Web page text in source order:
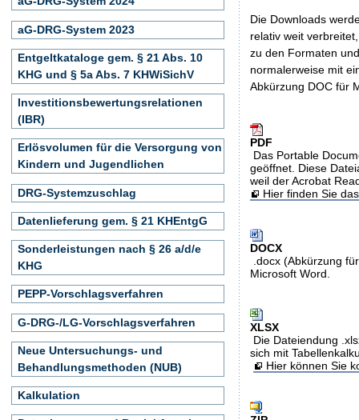
Die Downloads
relativ weit
zu den Formaten
normalerweise mit
Abkürzung DOC für
PDF
Das Portable
geöffnet. Diese
weil der Acrobat
Hier finden Sie
DOCX
.docx (Abkürzung
Microsoft Word.
XLSX
Die Dateiendung
sich mit
Hier können Sie
aG-DRG-System 2023
Entgeltkataloge gem. § 21 Abs. 10
KHG und § 5a Abs. 7 KHWiSichV
Investitionsbewertungsrelationen
(IBR)
Erlösvolumen für die Versorgung von
Kindern und Jugendlichen
DRG-Systemzuschlag
Datenlieferung gem. § 21 KHEntgG
Sonderleistungen nach § 26 a/d/e
KHG
PEPP-Vorschlagsverfahren
G-DRG-/LG-Vorschlagsverfahren
Neue Untersuchungs- und
Behandlungsmethoden (NUB)
Kalkulation